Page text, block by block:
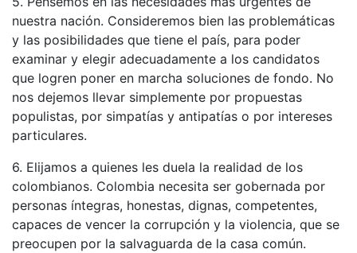
nuestra nación. Consideremos bien las problemáticas
y las posibilidades que tiene el país, para poder
examinar y elegir adecuadamente a los candidatos
que logren poner en marcha soluciones de fondo. No
nos dejemos llevar simplemente por propuestas
populistas, por simpatías y antipatías o por intereses
particulares.
6. Elijamos a quienes les duela la realidad de los
colombianos. Colombia necesita ser gobernada por
personas íntegras, honestas, dignas, competentes,
capaces de vencer la corrupción y la violencia, que se
preocupen por la salvaguarda de la casa común.